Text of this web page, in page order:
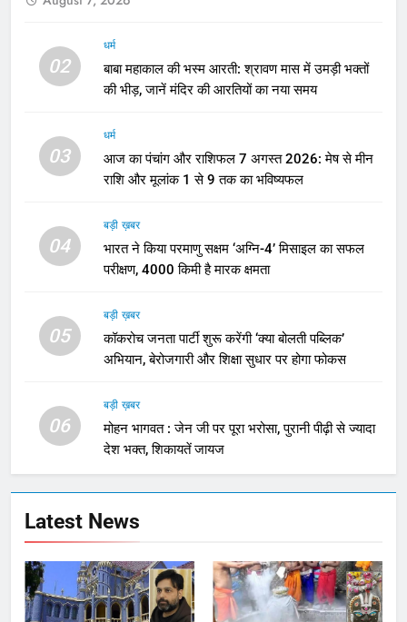
02
धर्म
बाबा महाकाल की भस्म आरती: श्रावण मास में उमड़ी भक्तों
की भीड़, जानें मंदिर की आरतियों का नया समय
03
धर्म
आज का पंचांग और राशिफल 7 अगस्त 2026: मेष से मीन
राशि और मूलांक 1 से 9 तक का भविष्यफल
04
बड़ी ख़बर
भारत ने किया परमाणु सक्षम ‘अग्नि-4’ मिसाइल का सफल
परीक्षण, 4000 किमी है मारक क्षमता
05
बड़ी ख़बर
कॉकरोच जनता पार्टी शुरू करेंगी ‘क्या बोलती पब्लिक’
अभियान, बेरोजगारी और शिक्षा सुधार पर होगा फोकस
06
बड़ी ख़बर
मोहन भागवत : जेन जी पर पूरा भरोसा, पुरानी पीढ़ी से ज्यादा
देश भक्त, शिकायतें जायज
Latest News